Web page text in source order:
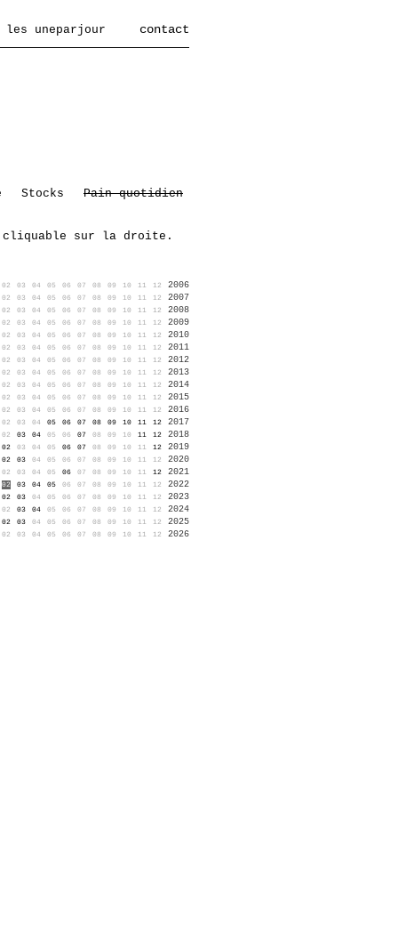
les uneparjour contact
Stocks Pain quotidien
cliquable sur la droite.
02 03 04 05 06 07 08 09 10 11 12 2006
02 03 04 05 06 07 08 09 10 11 12 2007
02 03 04 05 06 07 08 09 10 11 12 2008
02 03 04 05 06 07 08 09 10 11 12 2009
02 03 04 05 06 07 08 09 10 11 12 2010
02 03 04 05 06 07 08 09 10 11 12 2011
02 03 04 05 06 07 08 09 10 11 12 2012
02 03 04 05 06 07 08 09 10 11 12 2013
02 03 04 05 06 07 08 09 10 11 12 2014
02 03 04 05 06 07 08 09 10 11 12 2015
02 03 04 05 06 07 08 09 10 11 12 2016
02 03 04 05 06 07 08 09 10 11 12 2017
02 03 04 05 06 07 08 09 10 11 12 2018
02 03 04 05 06 07 08 09 10 11 12 2019
02 03 04 05 06 07 08 09 10 11 12 2020
02 03 04 05 06 07 08 09 10 11 12 2021
02 03 04 05 06 07 08 09 10 11 12 2022
02 03 04 05 06 07 08 09 10 11 12 2023
02 03 04 05 06 07 08 09 10 11 12 2024
02 03 04 05 06 07 08 09 10 11 12 2025
02 03 04 05 06 07 08 09 10 11 12 2026